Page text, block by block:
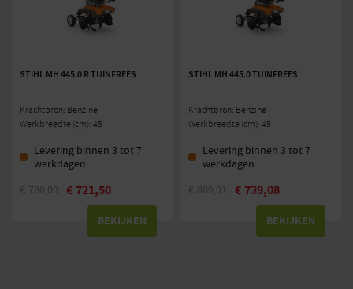
STIHL MH 445.0 R TUINFREES
Krachtbron: Benzine
Werkbreedte (cm): 45
Levering binnen 3 tot 7
werkdagen
€ 780,00 € 721,50
BEKIJKEN
STIHL MH 445.0 TUINFREES
Krachtbron: Benzine
Werkbreedte (cm): 45
Levering binnen 3 tot 7
werkdagen
€ 809,01 € 739,08
BEKIJKEN